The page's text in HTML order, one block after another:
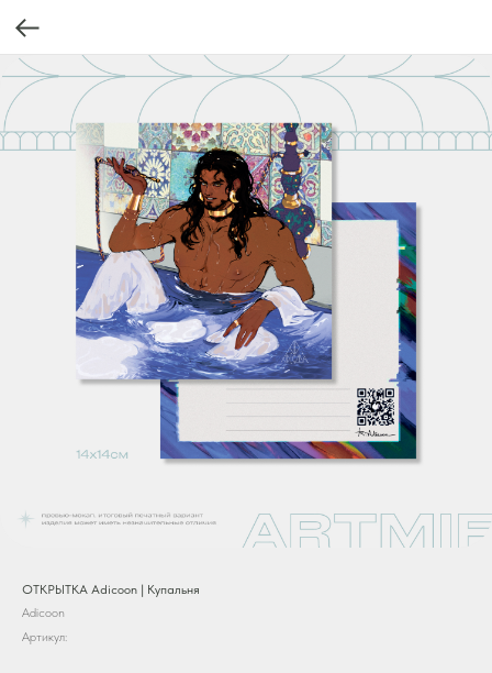
ОТКРЫТКА Adicoon | Купальня
Adicoon
Артикул: